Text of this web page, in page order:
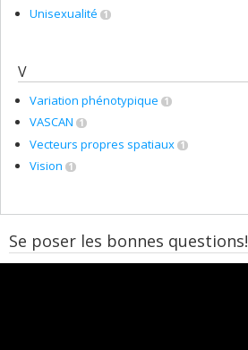
Unisexualité 1
V
Variation phénotypique 1
VASCAN 1
Vecteurs propres spatiaux 1
Vision 1
Se poser les bonnes questions!